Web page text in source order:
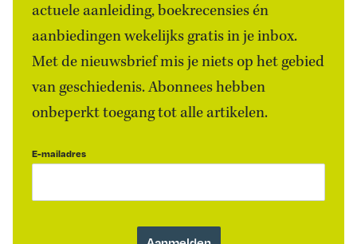
actuele aanleiding, boekrecensies én
aanbiedingen wekelijks gratis in je inbox.
Met de nieuwsbrief mis je niets op het gebied
van geschiedenis. Abonnees hebben
onbeperkt toegang tot alle artikelen.
E-mailadres